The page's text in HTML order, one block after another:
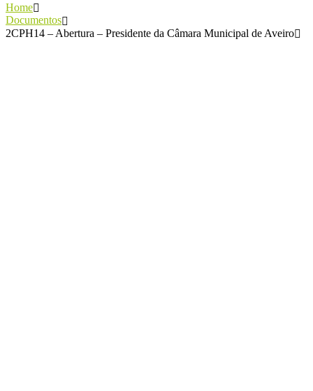
Home
Documentos
2CPH14 – Abertura – Presidente da Câmara Municipal de Aveiro